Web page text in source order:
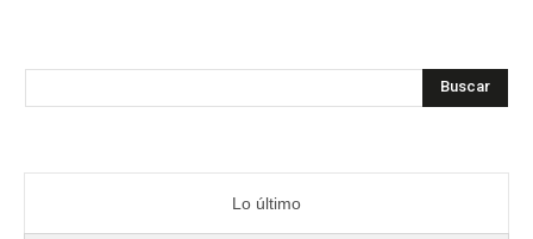
Buscar
Lo último